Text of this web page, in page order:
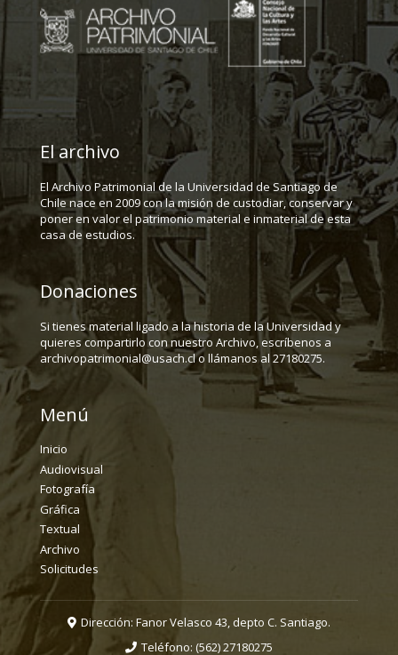
El archivo
El Archivo Patrimonial de la Universidad de Santiago de
Chile nace en 2009 con la misión de custodiar, conservar y
poner en valor el patrimonio material e inmaterial de esta
casa de estudios.
Donaciones
Si tienes material ligado a la historia de la Universidad y
quieres compartirlo con nuestro Archivo, escríbenos a
archivopatrimonial@usach.cl o llámanos al 27180275.
Menú
Inicio
Audiovisual
Fotografía
Gráfica
Textual
Archivo
Solicitudes
Dirección: Fanor Velasco 43, depto C. Santiago.
Teléfono: (562) 27180275